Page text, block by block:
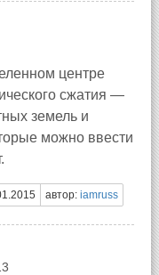
центре
сжатия —
земель и
можно ввести
автор: iamruss